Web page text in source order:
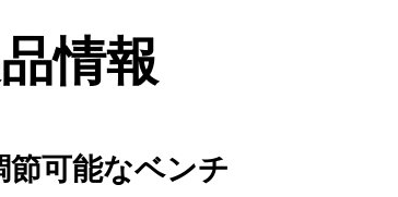
情報
節可能なベンチ